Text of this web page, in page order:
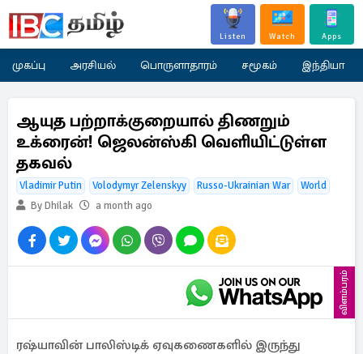
Listen Watch Apps
முகப்பு அரசியல் பொருளாதாரம் சமூகம் இந்தியா
ஆயுத பற்றாக்குறையால் திணறும்
உக்ரைன்! ஜெலன்ஸ்கி வெளியிட்டுள்ள
தகவல்
Vladimir Putin Volodymyr Zelenskyy Russo-Ukrainian War
World
By Dhilak
a month ago
விளம்பரம்
ரஷ்யாவின் பாலிஸ்டிக் ஏவுகணைகளில் இருந்து